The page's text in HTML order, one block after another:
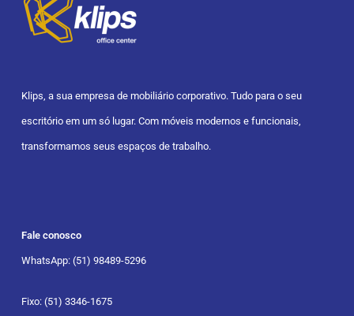
Klips, a sua empresa de mobiliário corporativo. Tudo para o seu
escritório em um só lugar. Com móveis modernos e funcionais,
transformamos seus espaços de trabalho.
Fale conosco
WhatsApp: (51) 98489-5296
Fixo: (51) 3346-1675